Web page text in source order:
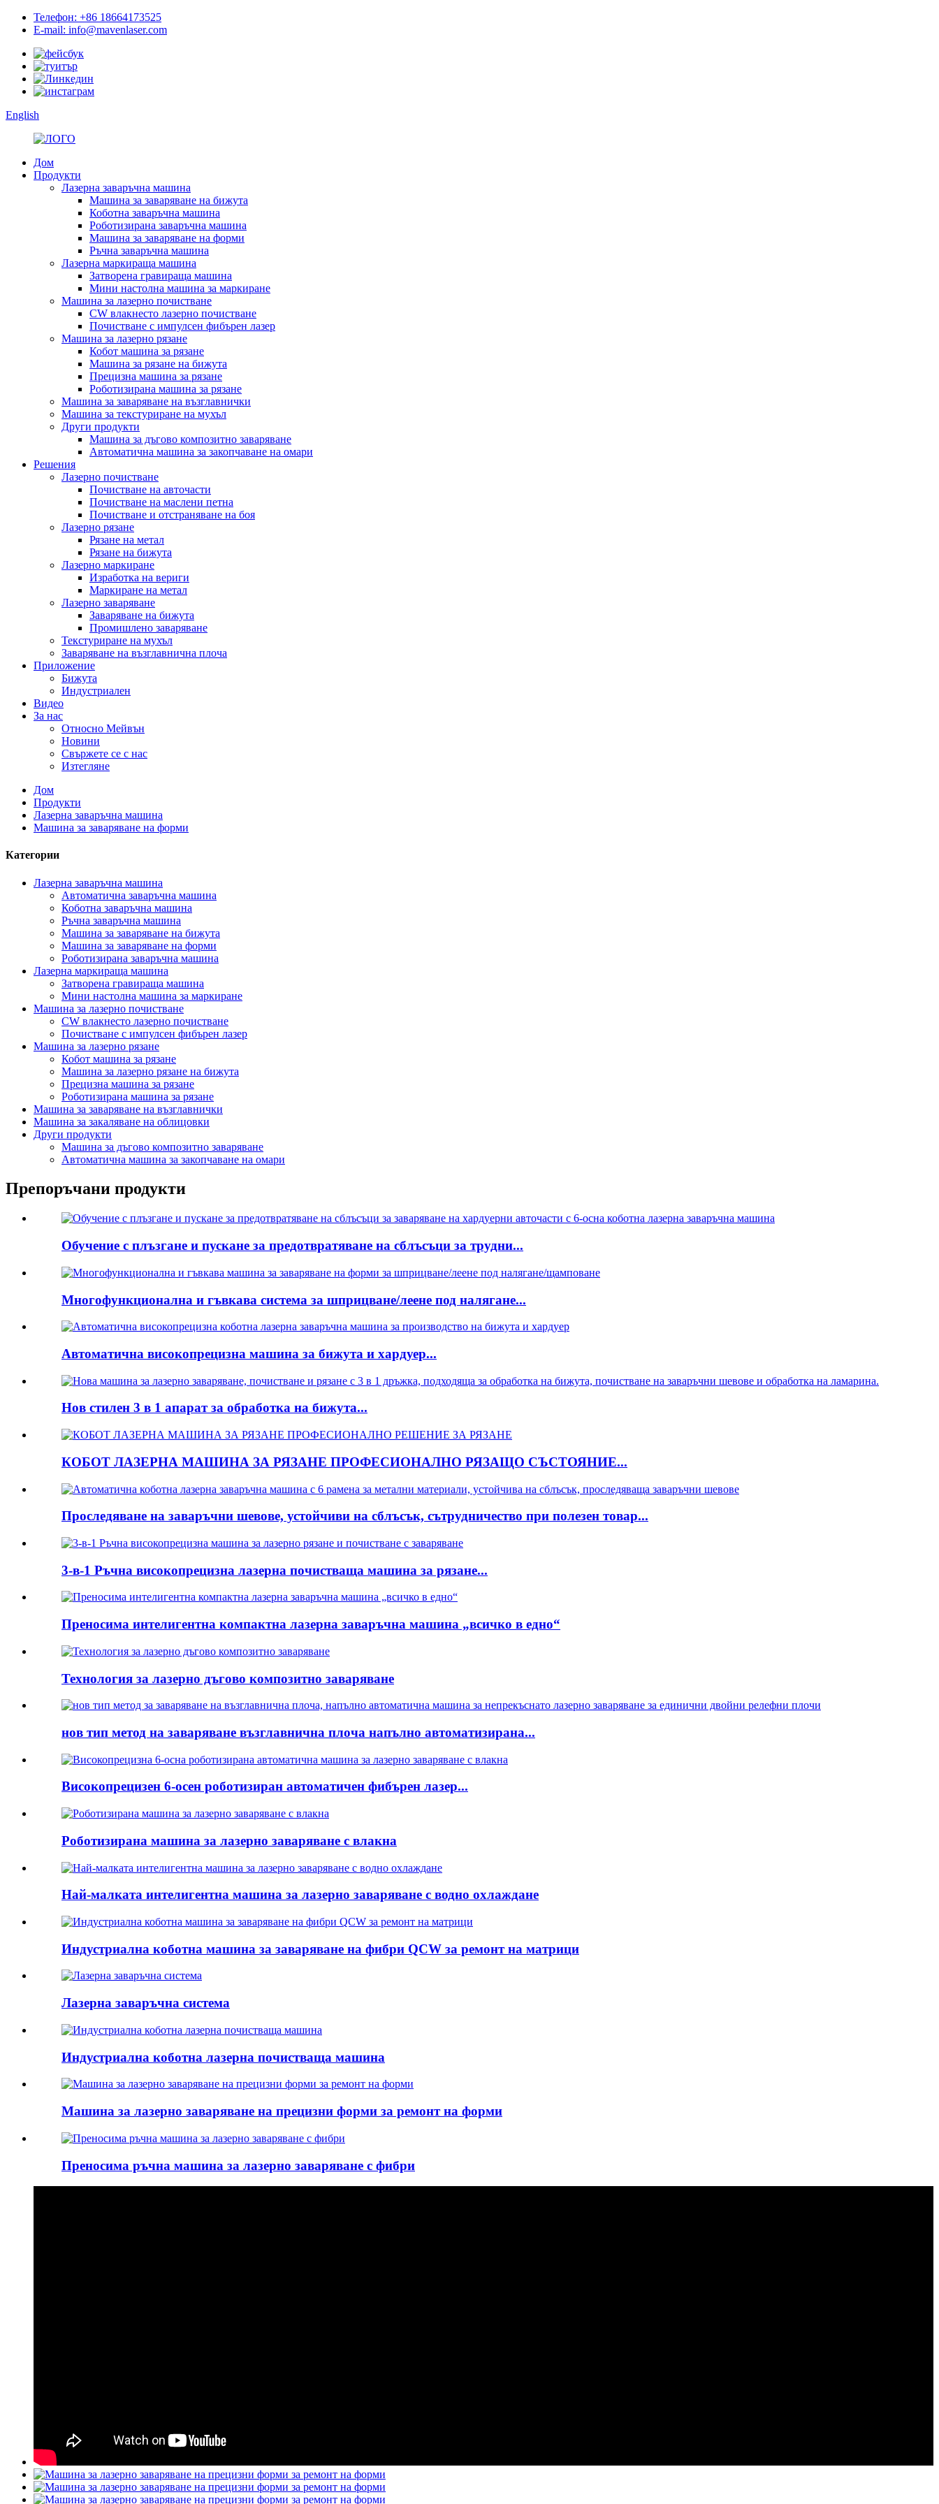
Телефон: +86 18664173525
E-mail: info@mavenlaser.com
English
Дом
Продукти
Лазерна заваръчна машина
Машина за заваряване на бижута
Коботна заваръчна машина
Роботизирана заваръчна машина
Машина за заваряване на форми
Ръчна заваръчна машина
Лазерна маркираща машина
Затворена гравираща машина
Мини настолна машина за маркиране
Машина за лазерно почистване
CW влакнесто лазерно почистване
Почистване с импулсен фибърен лазер
Машина за лазерно рязане
Кобот машина за рязане
Машина за рязане на бижута
Прецизна машина за рязане
Роботизирана машина за рязане
Машина за заваряване на възглавнички
Машина за текстуриране на мухъл
Други продукти
Машина за дъгово композитно заваряване
Автоматична машина за закопчаване на омари
Решения
Лазерно почистване
Почистване на авточасти
Почистване на маслени петна
Почистване и отстраняване на боя
Лазерно рязане
Рязане на метал
Рязане на бижута
Лазерно маркиране
Изработка на вериги
Маркиране на метал
Лазерно заваряване
Заваряване на бижута
Промишлено заваряване
Текстуриране на мухъл
Заваряване на възглавнична плоча
Приложение
Бижута
Индустриален
Видео
За нас
Относно Мейвън
Новини
Свържете се с нас
Изтегляне
Дом
Продукти
Лазерна заваръчна машина
Машина за заваряване на форми
Категории
Лазерна заваръчна машина
Автоматична заваръчна машина
Коботна заваръчна машина
Ръчна заваръчна машина
Машина за заваряване на бижута
Машина за заваряване на форми
Роботизирана заваръчна машина
Лазерна маркираща машина
Затворена гравираща машина
Мини настолна машина за маркиране
Машина за лазерно почистване
CW влакнесто лазерно почистване
Почистване с импулсен фибърен лазер
Машина за лазерно рязане
Кобот машина за рязане
Машина за лазерно рязане на бижута
Прецизна машина за рязане
Роботизирана машина за рязане
Машина за заваряване на възглавнички
Машина за закаляване на облицовки
Други продукти
Машина за дъгово композитно заваряване
Автоматична машина за закопчаване на омари
Препоръчани продукти
Обучение с плъзгане и пускане за предотвратяване на сблъсъци за трудни...
Многофункционална и гъвкава система за шприцване/леене под налягане...
Автоматична високопрецизна машина за бижута и хардуер...
Нов стилен 3 в 1 апарат за обработка на бижута...
КОБОТ ЛАЗЕРНА МАШИНА ЗА РЯЗАНЕ ПРОФЕСИОНАЛНО РЯЗАЩО СЪСТОЯНИЕ...
Проследяване на заваръчни шевове, устойчиви на сблъсък, сътрудничество при полезен товар...
3-в-1 Ръчна високопрецизна лазерна почистваща машина за рязане...
Преносима интелигентна компактна лазерна заваръчна машина „всичко в едно“
Технология за лазерно дъгово композитно заваряване
нов тип метод на заваряване възглавнична плоча напълно автоматизирана...
Високопрецизен 6-осен роботизиран автоматичен фибърен лазер...
Роботизирана машина за лазерно заваряване с влакна
Най-малката интелигентна машина за лазерно заваряване с водно охлаждане
Индустриална коботна машина за заваряване на фибри QCW за ремонт на матрици
Лазерна заваръчна система
Индустриална коботна лазерна почистваща машина
Машина за лазерно заваряване на прецизни форми за ремонт на форми
Преносима ръчна машина за лазерно заваряване с фибри